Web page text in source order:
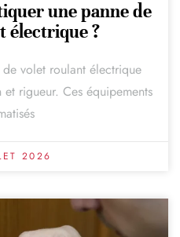
une panne de
électrique ?
volet roulant électrique
rigueur. Ces équipements
2026